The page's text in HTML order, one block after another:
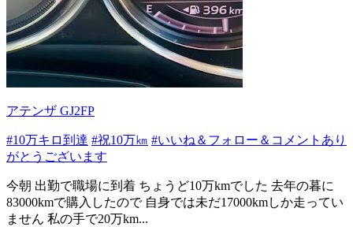
アテンザ GJ2FP
#10万キロ到達 #祝10万㎞ #いいね＆フォロー＆コメントあり
がとうございます
今朝 出勤で職場に到着 ちょうど10万kmでした 去年の暮に
83000kmで購入したので 自身では未だ17000kmしか走ってい
ません 私の手で20万km...